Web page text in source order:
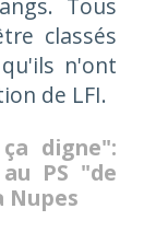
Tous
classés
n'ont
de LFI.
digne":
PS "de
Nupes